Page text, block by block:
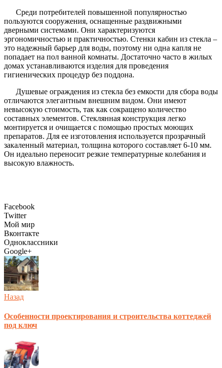
Среди потребителей повышенной популярностью
пользуются сооружения, оснащенные раздвижными
дверными системами. Они характеризуются
эргономичностью и практичностью. Стенки кабин из стекла –
это надежный барьер для воды, поэтому ни одна капля не
попадает на пол ванной комнаты. Достаточно часто в жилых
домах устанавливаются изделия для проведения
гигиенических процедур без поддона.
Душевые ограждения из стекла без емкости для сбора воды
отличаются элегантным внешним видом. Они имеют
невысокую стоимость, так как сокращено количество
составных элементов. Стеклянная конструкция легко
монтируется и очищается с помощью простых моющих
препаратов. Для ее изготовления используется прозрачный
закаленный материал, толщина которого составляет 6-10 мм.
Он идеально переносит резкие температурные колебания и
высокую влажность.
Facebook
Twitter
Мой мир
Вконтакте
Одноклассники
Google+
Назад
Особенности проектирования и строительства коттеджей
под ключ